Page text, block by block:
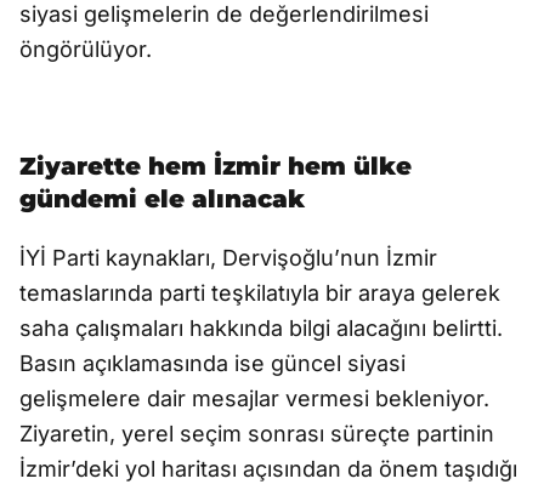
siyasi gelişmelerin de değerlendirilmesi
öngörülüyor.
Ziyarette hem İzmir hem ülke
gündemi ele alınacak
İYİ Parti kaynakları, Dervişoğlu’nun İzmir
temaslarında parti teşkilatıyla bir araya gelerek
saha çalışmaları hakkında bilgi alacağını belirtti.
Basın açıklamasında ise güncel siyasi
gelişmelere dair mesajlar vermesi bekleniyor.
Ziyaretin, yerel seçim sonrası süreçte partinin
İzmir’deki yol haritası açısından da önem taşıdığı